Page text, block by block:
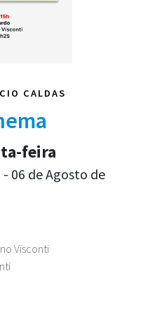
CALDAS
Visconti
feira
06 de Agosto de